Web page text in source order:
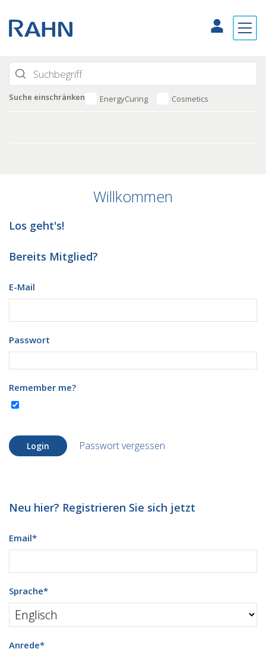
Suche einschränken EnergyCuring Cosmetics
Willkommen
Los geht's!
Bereits Mitglied?
E-Mail
Passwort
Remember me?
Login Passwort vergessen
Neu hier? Registrieren Sie sich jetzt
Email*
Sprache*
Anrede*